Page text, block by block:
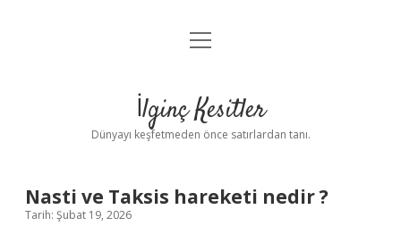
Anasayfa
Yasal Uyarı
menüyü
İlginç Kesitler
Dünyayı keşfetmeden önce satırlardan tanı.
Nasti ve Taksis hareketi nedir ?
Tarih: Şubat 19, 2026